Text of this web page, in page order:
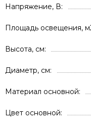
Напряжение, В
Площадь освещения,
Высота, см
Диаметр, см
Материал основной
Цвет основной